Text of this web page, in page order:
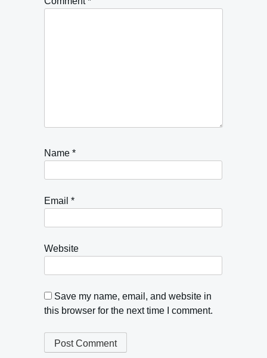
Name *
Email *
Website
Save my name, email, and website in
this browser for the next time I comment.